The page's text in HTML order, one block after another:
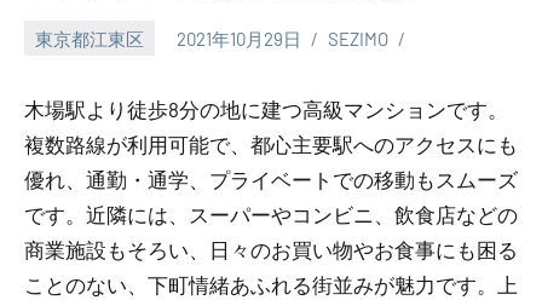
東京都江東区 2021年10月29日 SEZIMO
木場駅より徒歩8分の地に建つ高級マンションです。
複数路線が利用可能で、都心主要駅へのアクセスにも
優れ、通勤・通学、プライベートでの移動もスムーズ
です。近隣には、スーパーやコンビニ、飲食店などの
商業施設もそろい、日々のお買い物やお食事にも困る
ことのない、下町情緒あふれる街並みが魅力です。上